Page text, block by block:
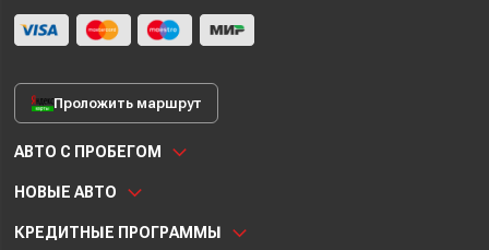
Проложить маршрут
АВТО С ПРОБЕГОМ
НОВЫЕ АВТО
КРЕДИТНЫЕ ПРОГРАММЫ